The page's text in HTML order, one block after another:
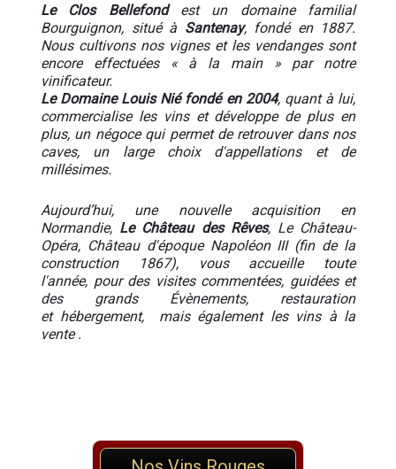
Le Clos Bellefondest un domaine familial
Bourguignon, situé à Santenay, fondé en 1887.
Nous cultivons nos vignes et les vendanges sont
encore effectuées « à la main » par notre
vinificateur.
Le Domaine Louis Nié fondé en 2004, quant à lui,
commercialise les vins et développe de plus en
plus, un négoce qui permet de retrouver dans nos
caves, un large choix d'appellations et de
millésimes.
Aujourd’hui, une nouvelle acquisition en
Normandie, Le Château des Rêves, Le Château-
Opéra, Château d'époque Napoléon III (fin de la
construction 1867), vous accueille toute
l'année, pour des visites commentées, guidées et
des grands Évènements, restauration
et hébergement, mais également les vins à la
vente .